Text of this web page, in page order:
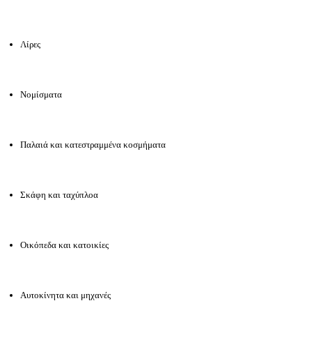
Λίρες
Νομίσματα
Παλαιά και κατεστραμμένα κοσμήματα
Σκάφη και ταχύπλοα
Οικόπεδα και κατοικίες
Αυτοκίνητα και μηχανές